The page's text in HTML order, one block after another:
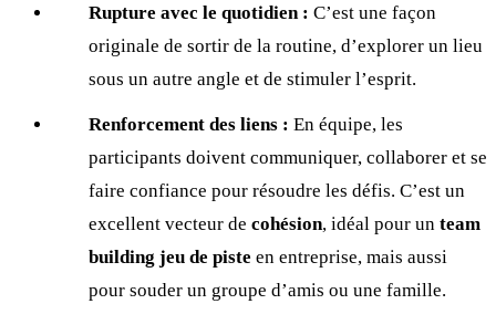
Rupture avec le quotidien : C’est une façon
originale de sortir de la routine, d’explorer un lieu
sous un autre angle et de stimuler l’esprit.
Renforcement des liens : En équipe, les
participants doivent communiquer, collaborer et se
faire confiance pour résoudre les défis. C’est un
excellent vecteur de cohésion, idéal pour un team
building jeu de piste en entreprise, mais aussi
pour souder un groupe d’amis ou une famille.